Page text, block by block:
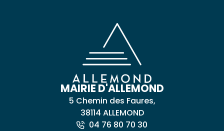
MAIRIE D'ALLEMOND
5 Chemin des Faures,
38114 ALLEMOND
04 76 80 70 30